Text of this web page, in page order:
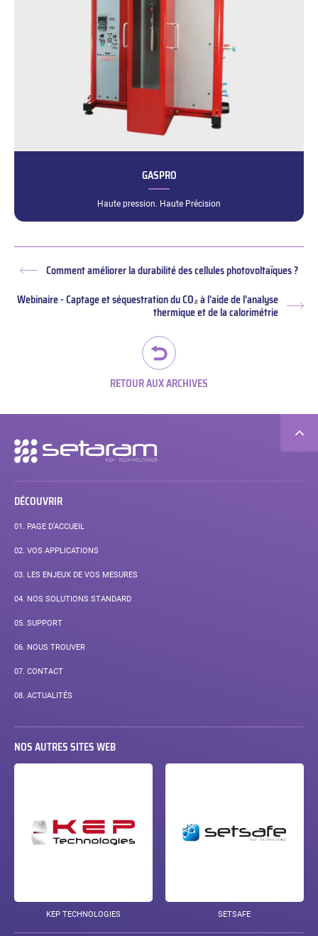
GASPRO
Haute pression. Haute Précision
Article Comment améliorer la durabilité des cellules photovoltaïques ?
Webinaire - Captage et séquestration du CO₂ à l'aide de l'analyse
thermique et de la calorimétrie
RETOUR AUX ARCHIVES
Navigation
secondaire
DÉCOUVRIR
01. PAGE D’ACCUEIL
02. VOS APPLICATIONS
03. LES ENJEUX DE VOS MESURES
04. NOS SOLUTIONS STANDARD
05. SUPPORT
06. NOUS TROUVER
07. CONTACT
08. ACTUALITÉS
NOS AUTRES SITES WEB
KEP TECHNOLOGIES SETSAFE